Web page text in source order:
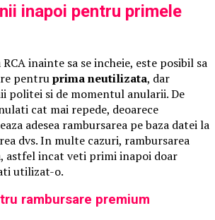
inapoi pentru primele
inainte sa se incheie, este posibil sa
pentruprima neutilizata, dar
politei si de momentul anularii. De
cat mai repede, deoarece
adesea rambursarea pe baza datei la
dvs. In multe cazuri, rambursarea
astfel incat veti primi inapoi doar
utilizat-o.
rambursare premium